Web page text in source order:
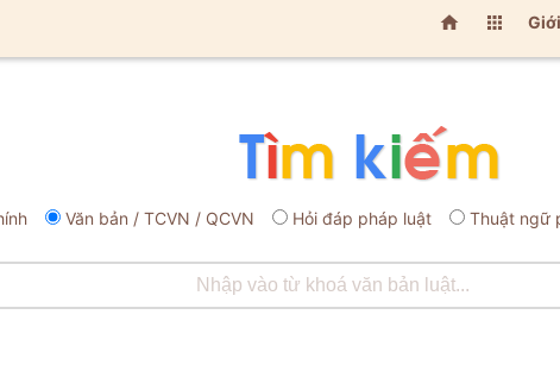
 
Văn bản / TCVN / QCVN Hỏi đáp pháp luật Thuật ngữ